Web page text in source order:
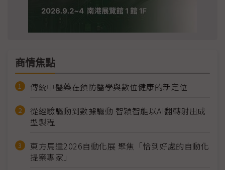
商情焦點
傳統中醫藥在預防醫學與數位健康的新定位
從經驗驅動到數據驅動 智穎智能以AI翻轉射出成
型製程
東方馬達2026自動化展 聚焦「恰到好處的自動化
提案專家」